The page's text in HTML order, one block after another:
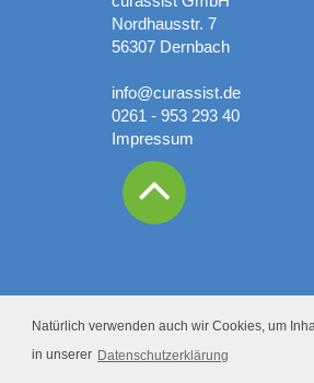
Natürlich verwenden auch wir Cookies, um
in unserer Datenschutzerklärung
Nordhausstr. 7
56307 Dernbach
info@curassist.de
0261 - 953 293 40
Impressum